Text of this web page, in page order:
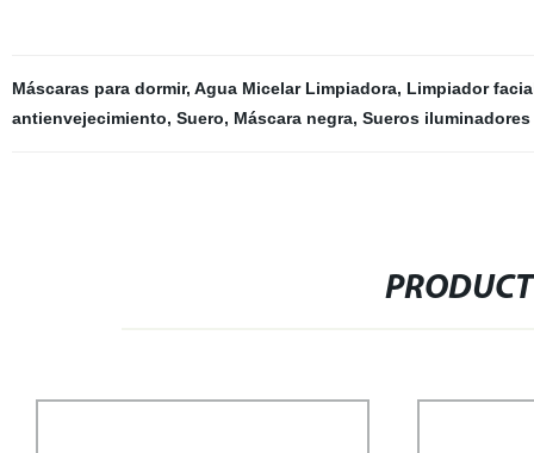
Máscaras para dormir, Agua Micelar Limpiadora, Limpiador
antienvejecimiento, Suero, Máscara negra, Sueros